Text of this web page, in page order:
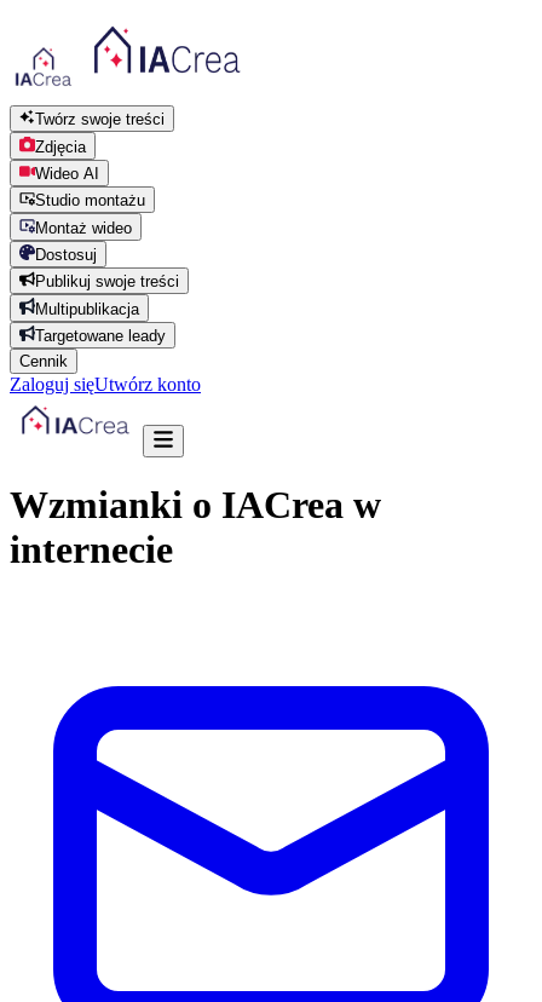
Twórz swoje treści
Zdjęcia
Wideo AI
Studio montażu
Montaż wideo
Dostosuj
Publikuj swoje treści
Multipublikacja
Targetowane leady
Cennik
Zaloguj sięUtwórz konto
Wzmianki o IACrea w
internecie